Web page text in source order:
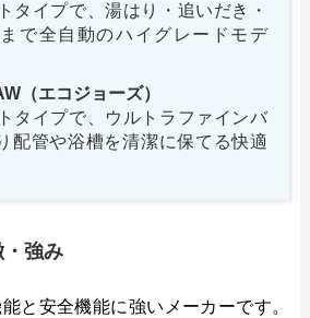
タイプで、湯はり・追いだき・
で全自動のハイグレードモデ
（エコジョーズ）
タイプで、ウルトラファインバ
配管や浴槽を清潔に保てる快適
・強み
と安全機能に強いメーカーです。